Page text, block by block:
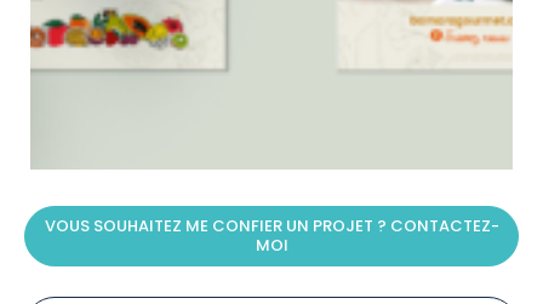
VOUS SOUHAITEZ ME CONFIER UN PROJET ? CONTACTEZ-
MOI